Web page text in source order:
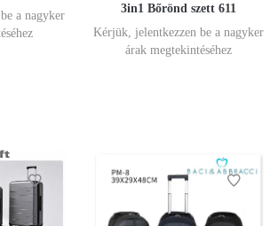
a nagyker
3in1 Bőrönd szett 611
Kérjük, jelentkezzen be a nagyker
árak megtekintéséhez